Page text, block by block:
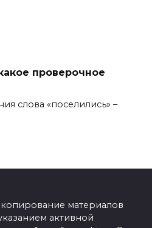
проверочное
слова «поселились» –
материалов
активной